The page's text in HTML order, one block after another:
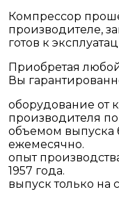
Компрессор
производителе,
готов к
Приобретая
Вы
оборудование от
производителя
объемом выпуска
ежемесячно.
опыт
1957 года.
выпуск только на